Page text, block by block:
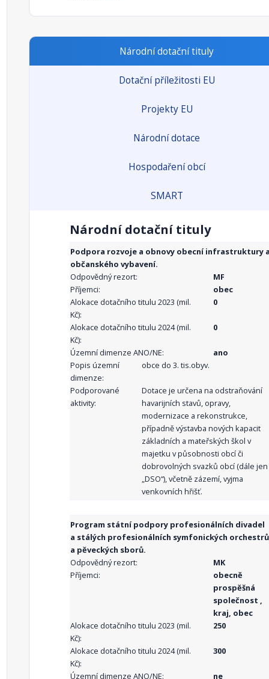
Národní dotační tituly
Dotační příležitosti EU
Projekty EU
Národní dotace
Hospodaření obcí
SMART
Národní dotační tituly
Podpora rozvoje a obnovy obecní infrastruktury
občanského vybavení.
Odpovědný rezort:
MF
Příjemci:
obec
Alokace dotačního titulu 2023 (mil.
Kč):
0
Alokace dotačního titulu 2024 (mil.
Kč):
0
Územní dimenze ANO/NE:
ano
Popis územní
dimenze:
obce do 3. tis.obyv.
Podporované
aktivity:
Dotace je určena na odstraňování
havarijních stavů, opravy,
modernizace a rekonstrukce,
případně výstavba nových kapacit
základních a mateřských škol v
majetku v působnosti obcí či
dobrovolných svazků obcí (dále jen
„DSO“), včetně zázemí, vyjma
venkovních hřišť.
Program státní podpory profesionálních divadel
a stálých profesionálních symfonických orchestrů
a pěveckých sborů.
Odpovědný rezort:
MK
Příjemci:
obecně
prospěšná
společnost ,
kraj, obec
Alokace dotačního titulu 2023 (mil.
Kč):
250
Alokace dotačního titulu 2024 (mil.
Kč):
300
Územní dimenze ANO/NE: ne